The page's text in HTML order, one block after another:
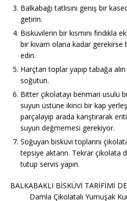
Balkabağı tatlısını geniş bir
getirin.
Bisküvilerin bir kısmını fındıkla
bir kıvam olana kadar gerekirse
edin.
Harçtan toplar yapıp tabağa
soğutun.
Bitter çikolatayı benmari usulü
suyun üstüne ikinci bir kap
parçalayıp arada karıştırarak
suyun değmemesi gerekiyor.
Soğuyan bisküvi toplarını
tepsiye aktarın. Tekrar çikolata
tutup servis yapın.
BALKABAKLI BİSKÜVİ TARİFİMİ
Damla Çikolatalı Yumuşak